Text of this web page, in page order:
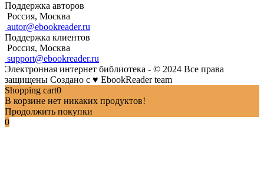
Поддержка авторов
Россия, Москва
autor@ebookreader.ru
Поддержка клиентов
Россия, Москва
support@ebookreader.ru
Электронная интернет библиотека - © 2024 Все права
защищены Создано с ♥ EbookReader team
Shopping cart0
В корзине нет никаких продуктов!
Продолжить покупки
0